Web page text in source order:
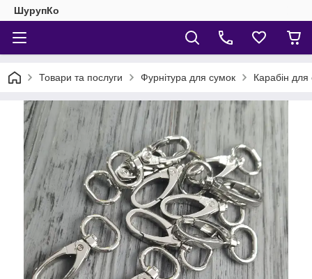
ШурупКо
Товари та послуги Фурнітура для сумок Карабін для